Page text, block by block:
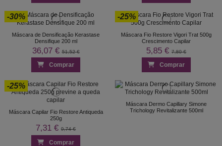
-30%
Máscara de Densificação Kerastase
Densifique 200 ml
36,07 €51,52 €
Comprar
-25%
Máscara Fio Restore Vigori Trat 500g
Crescimento Capilar
5,85 € 7,80 €
Comprar
-25%
Máscara Capilar Fio Restore Antiqueda
250g
7,31 € 9,74 €
Comprar
Máscara Dermo Capillary Simone
Trichology Revitalizante 500ml